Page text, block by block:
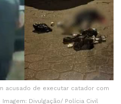
acusado de executar catador com
Divulgação/ Polícia Civil